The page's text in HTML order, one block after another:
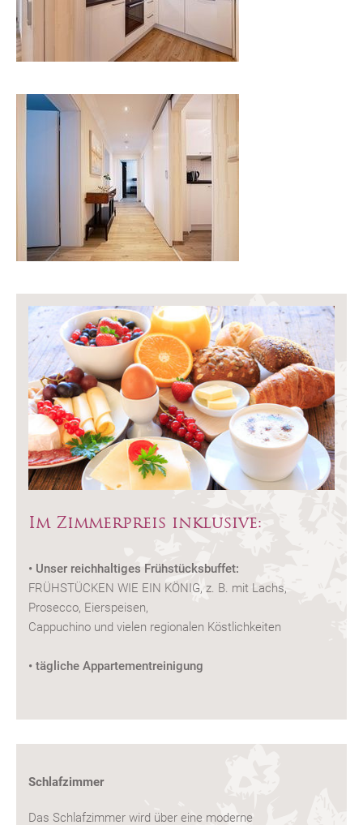
Im Zimmerpreis inklusive:
• Unser reichhaltiges Frühstücksbuffet:
FRÜHSTÜCKEN WIE EIN KÖNIG, z. B. mit Lachs,
Prosecco, Eierspeisen,
Cappuchino und vielen regionalen Köstlichkeiten
• tägliche Appartementreinigung
Schlafzimmer
Das Schlafzimmer wird über eine moderne